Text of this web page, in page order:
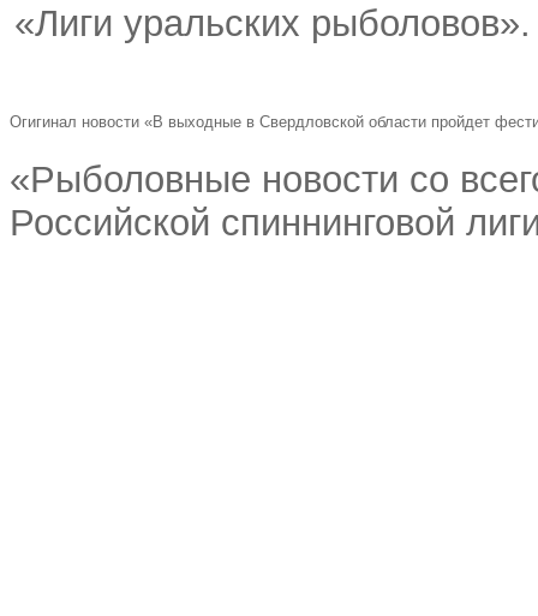
«Лиги уральских рыболовов».
Огигинал новости «В выходные в Свердловской области пройдет
«Рыболовные новости со
Российской спиннинговой